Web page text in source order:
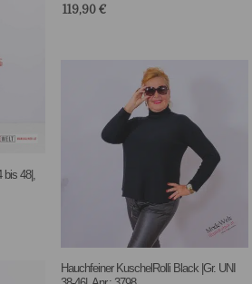
119,90€
48|,
Hauchfeiner KuschelRolli Black |Gr. UNI